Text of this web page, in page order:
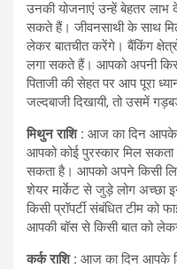
उनकी योजनाएं उन्हें बेहतर
सकते हैं। जीवनसाथी के साथ
लेकर बातचीत करेंगे। बैंकिंग
लगा सकते हैं। आपको अपनी
पिताजी की सेहत पर आप पूरा
जल्दबाजी दिखायी, तो उसमें
मिथुन राशि : आज का दिन आपके
आपको कोई पुरस्कार मिल
सकता है। आपको अपने किसी
शेयर मार्केट से जुड़े लोग अच्छा
किसी प्रॉपर्टी संबंधित टीम को
आपकी बॉस से किसी बात को
कर्क राशि : आज का दिन आपके